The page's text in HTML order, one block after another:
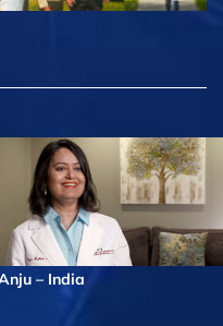
– India